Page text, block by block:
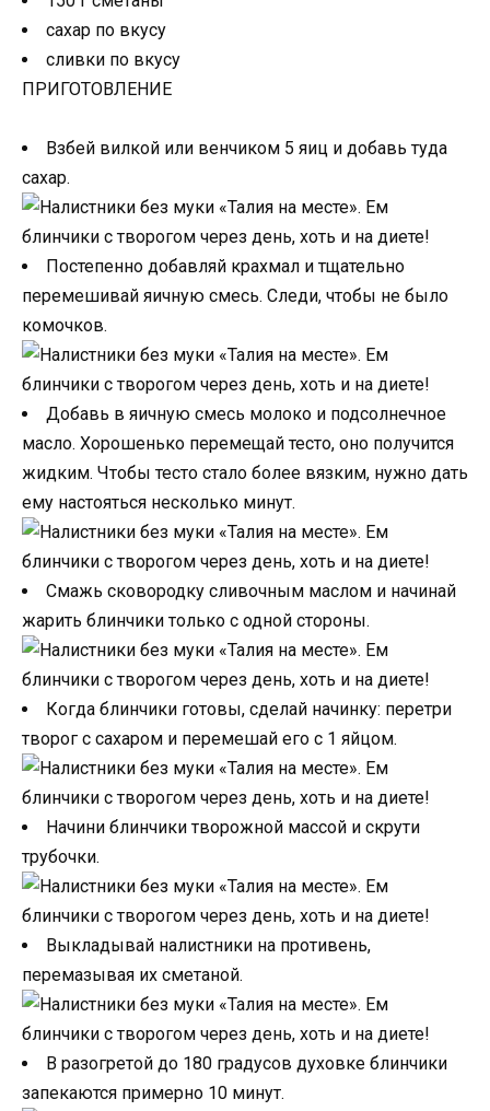
сахар по вкусу
сливки по вкусу
ПРИГОТОВЛЕНИЕ
Взбей вилкой или венчиком 5 яиц и добавь туда
сахар.
Постепенно добавляй крахмал и тщательно
перемешивай яичную смесь. Следи, чтобы не было
комочков.
Добавь в яичную смесь молоко и подсолнечное
масло. Хорошенько перемещай тесто, оно получится
жидким. Чтобы тесто стало более вязким, нужно дать
ему настояться несколько минут.
Смажь сковородку сливочным маслом и начинай
жарить блинчики только с одной стороны.
Когда блинчики готовы, сделай начинку: перетри
творог с сахаром и перемешай его с 1 яйцом.
Начини блинчики творожной массой и скрути
трубочки.
Выкладывай налистники на противень,
перемазывая их сметаной.
В разогретой до 180 градусов духовке блинчики
запекаются примерно 10 минут.